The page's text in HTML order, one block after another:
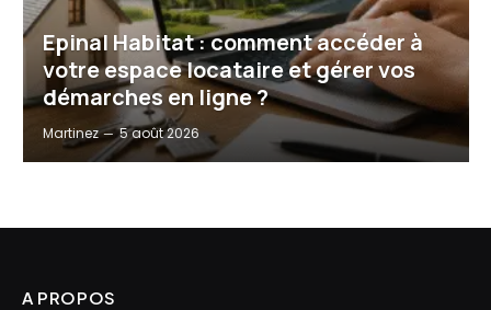
Epinal Habitat : comment accéder à
votre espace locataire et gérer vos
démarches en ligne ?
Martinez 5 août 2026
A PROPOS